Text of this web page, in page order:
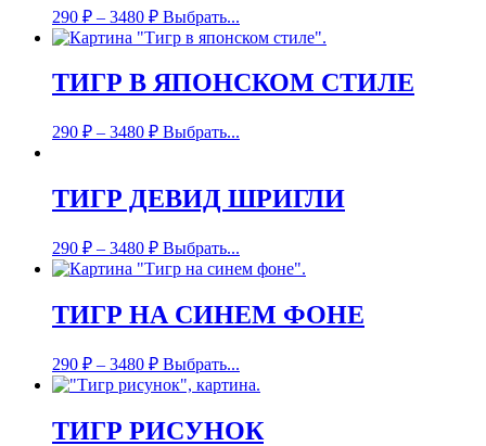
290 ₽ – 3480 ₽ Выбрать...
ТИГР В ЯПОНСКОМ СТИЛЕ
290 ₽ – 3480 ₽ Выбрать...
ТИГР ДЕВИД ШРИГЛИ
290 ₽ – 3480 ₽ Выбрать...
ТИГР НА СИНЕМ ФОНЕ
290 ₽ – 3480 ₽ Выбрать...
ТИГР РИСУНОК